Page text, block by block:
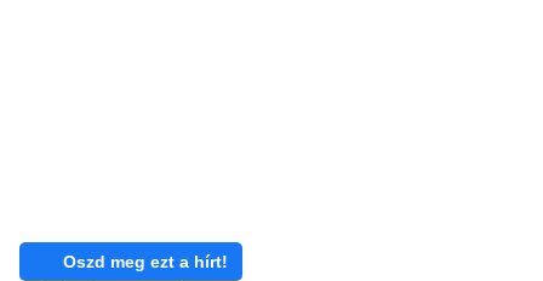
Oszd meg ezt a hírt!